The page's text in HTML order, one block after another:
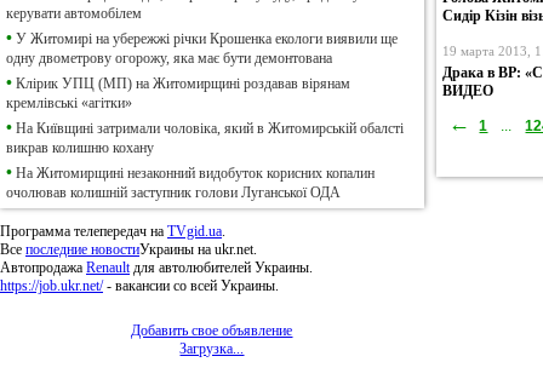
керувати автомобілем
• У Житомирі на убережжі річки Крошенка екологи виявили ще
одну двометрову огорожу, яка має бути демонтована
• Клірик УПЦ (МП) на Житомирщині роздавав вірянам
кремлівські «агітки»
• На Київщині затримали чоловіка, який в Житомирській обалсті
викрав колишню кохану
• На Житомирщині незаконний видобуток корисних копалин
очолював колишній заступник голови Луганської ОДА
Программа телепередач на TVgid.ua.
Все последние новостиУкраины на ukr.net.
Автопродажа Renaultдля автолюбителей Украины.
https://job.ukr.net/- вакансии со всей Украины.
Добавить свое объявление
Загрузка...
Сидір Кізін
19 марта 2013,
Драка в ВР:
ВИДЕО
← 1 ...